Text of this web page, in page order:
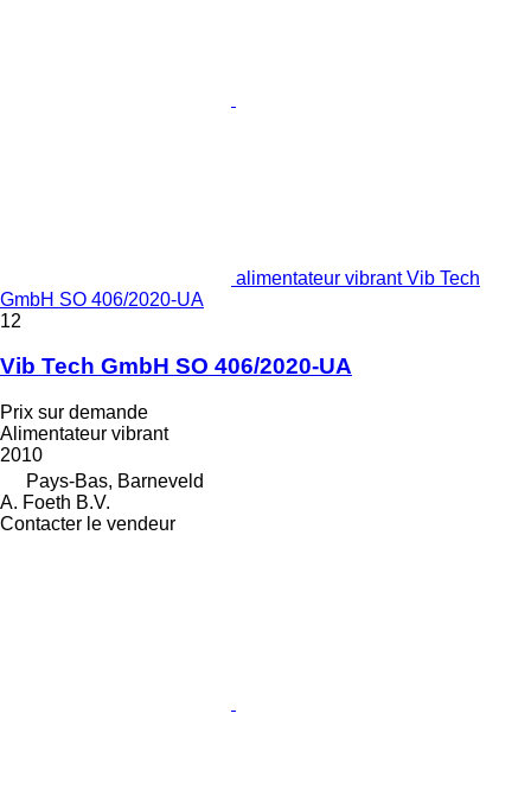
alimentateur vibrant Vib Tech
GmbH SO 406/2020-UA
12
Vib Tech GmbH SO 406/2020-UA
Prix sur demande
Alimentateur vibrant
2010
Pays-Bas, Barneveld
A. Foeth B.V.
Contacter le vendeur